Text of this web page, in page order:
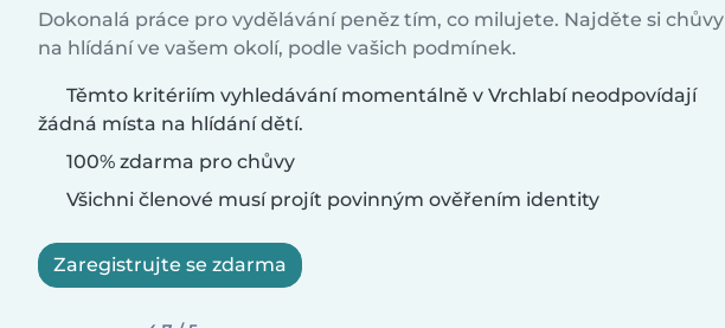
Dokonalá práce pro vydělávání peněz tím, co milujete. Najděte si chůvy
na hlídání ve vašem okolí, podle vašich podmínek.
Těmto kritériím vyhledávání momentálně v Vrchlabí neodpovídají
žádná místa na hlídání dětí.
100% zdarma pro chůvy
Všichni členové musí projít povinným ověřením identity
Zaregistrujte se zdarma